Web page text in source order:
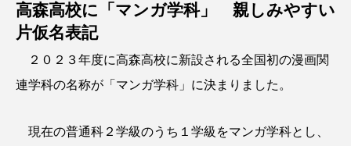
高森高校に「マンガ学科」 親しみやすい
片仮名表記
２０２３年度に高森高校に新設される全国初の漫画関
連学科の名称が「マンガ学科」に決まりました。
現在の普通科２学級のうち１学級をマンガ学科とし、